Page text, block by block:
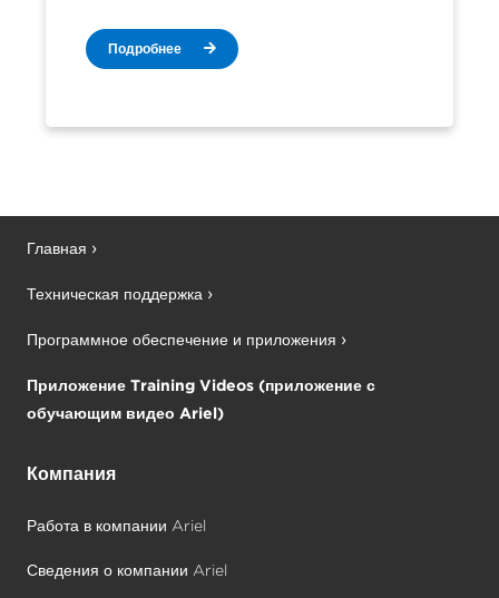
Подробнее
Главная
Техническая поддержка
Программное обеспечение и приложения
Приложение Training Videos (приложение с
обучающим видео Ariel)
Компания
Работа в компании Ariel
Сведения о компании Ariel